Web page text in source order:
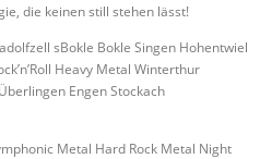
die keinen still stehen lässt!
sBokle Bokle Singen Hohentwiel
Heavy Metal Winterthur
Engen Stockach
Metal Hard Rock Metal Night